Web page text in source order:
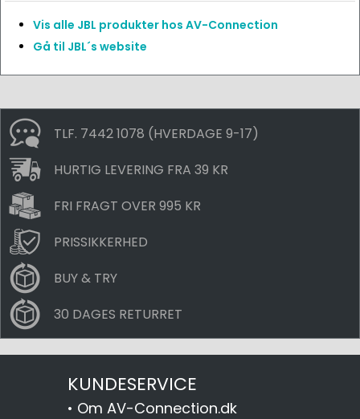
Vis alle JBL produkter hos AV-Connection
Gå til JBL´s website
TLF. 7442 1078 (HVERDAGE 9-17)
HURTIG LEVERING FRA 39 KR
FRI FRAGT OVER 995 KR
PRISSIKKERHED
BUY & TRY
30 DAGES RETURRET
KUNDESERVICE
• Om AV-Connection.dk